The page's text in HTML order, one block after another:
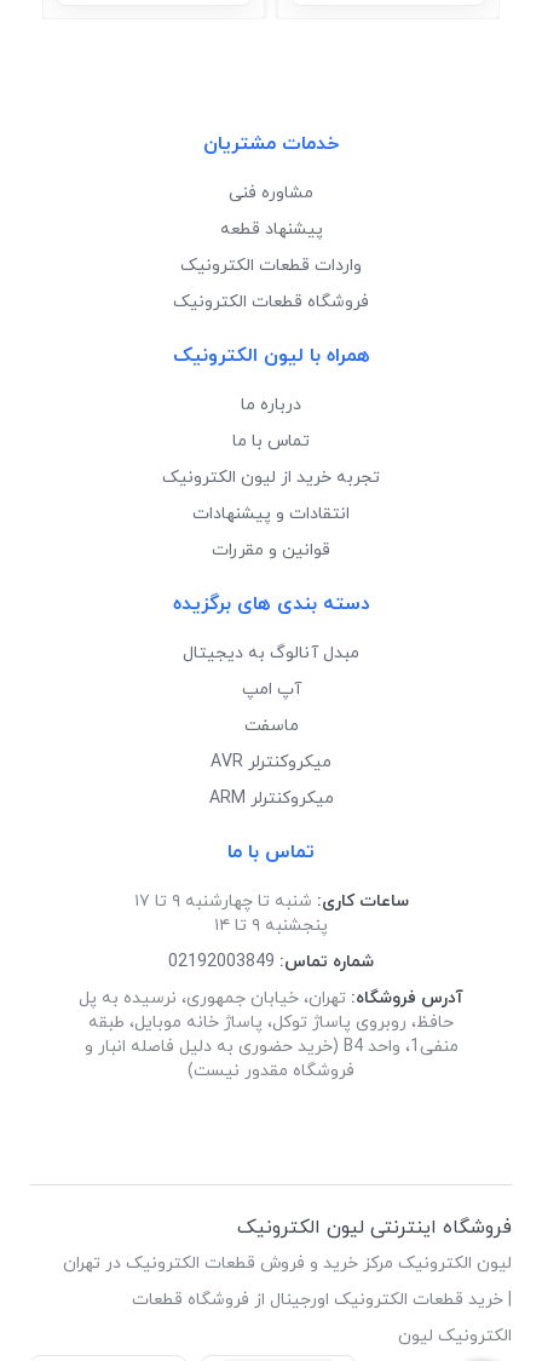
خدمات مشتریان
مشاوره فنی
پیشنهاد قطعه
واردات قطعات الکترونیک
فروشگاه قطعات الکترونیک
همراه با لیون الکترونیک
درباره ما
تماس با ما
تجربه خرید از لیون الکترونیک
انتقادات و پیشنهادات
قوانین و مقررات
دسته بندی های برگزیده
مبدل آنالوگ به دیجیتال
آپ امپ
ماسفت
میکروکنترلر AVR
میکروکنترلر ARM
تماس با ما
ساعات کاری: شنبه تا چهارشنبه ۹ تا ۱۷
پنجشنبه ۹ تا ۱۴
شماره تماس: 02192003849
آدرس فروشگاه: تهران، خیابان جمهوری، نرسیده به پل
حافظ، روبروی پاساژ توکل، پاساژ خانه موبایل، طبقه
منفی1، واحد B4 (خرید حضوری به دلیل فاصله انبار و
فروشگاه مقدور نیست)
فروشگاه اینترنتی لیون الکترونیک
لیون الکترونیک مرکز خرید و فروش قطعات الکترونیک در تهران
| خرید قطعات الکترونیک اورجینال از فروشگاه قطعات
الکترونیک لیون